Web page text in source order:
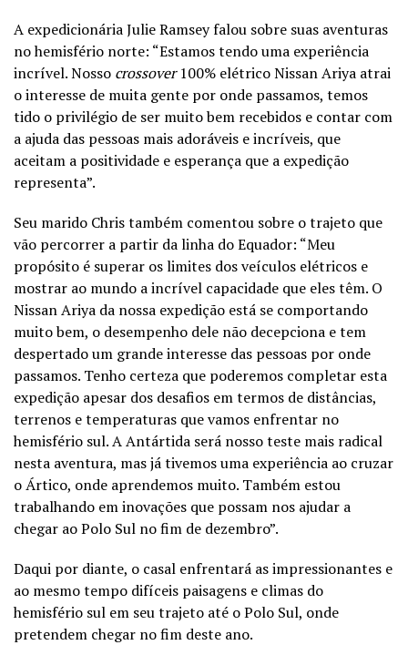
A expedicionária Julie Ramsey falou sobre suas aventuras
no hemisfério norte: “Estamos tendo uma experiência
incrível. Nosso crossover100% elétrico Nissan Ariya atrai
o interesse de muita gente por onde passamos, temos
tido o privilégio de ser muito bem recebidos e contar com
a ajuda das pessoas mais adoráveis e incríveis, que
aceitam a positividade e esperança que a expedição
representa”.
Seu marido Chris também comentou sobre o trajeto que
vão percorrer a partir da linha do Equador: “Meu
propósito é superar os limites dos veículos elétricos e
mostrar ao mundo a incrível capacidade que eles têm. O
Nissan Ariya da nossa expedição está se comportando
muito bem, o desempenho dele não decepciona e tem
despertado um grande interesse das pessoas por onde
passamos. Tenho certeza que poderemos completar esta
expedição apesar dos desafios em termos de distâncias,
terrenos e temperaturas que vamos enfrentar no
hemisfério sul. A Antártida será nosso teste mais radical
nesta aventura, mas já tivemos uma experiência ao cruzar
o Ártico, onde aprendemos muito. Também estou
trabalhando em inovações que possam nos ajudar a
chegar ao Polo Sul no fim de dezembro”.
Daqui por diante, o casal enfrentará as impressionantes e
ao mesmo tempo difíceis paisagens e climas do
hemisfério sul em seu trajeto até o Polo Sul, onde
pretendem chegar no fim deste ano.